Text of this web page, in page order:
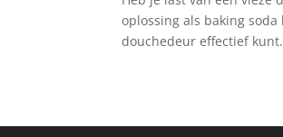
oplossing ‍als baking⁤
douchedeur effectief